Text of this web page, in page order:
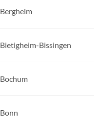
Bergheim
Bietigheim-Bissingen
Bochum
Bonn